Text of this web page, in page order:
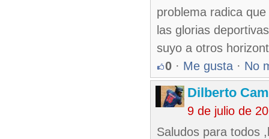
problema radica
las glorias
suyo a otros
0 · Me gusta · No
Dilberto
9 de julio de
Saludos para todos